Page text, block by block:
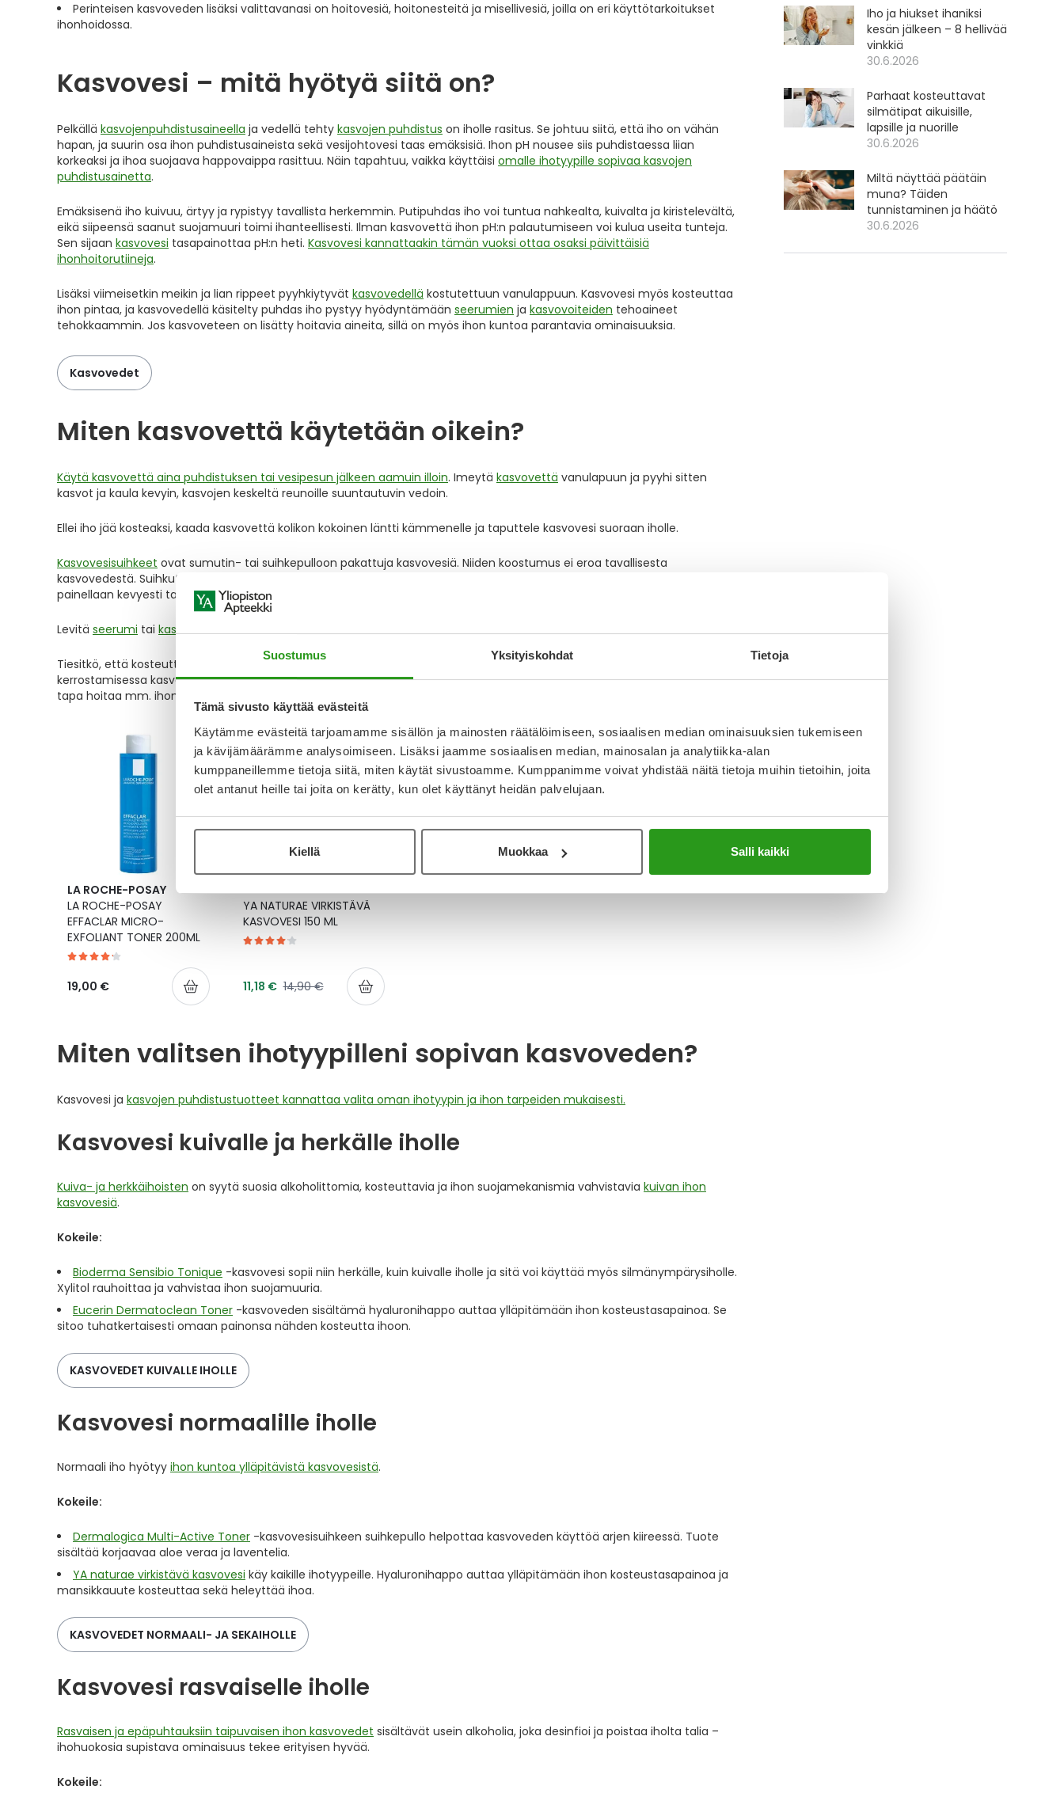
Suostumus Yksityiskohdat Tietoja
Tämä sivusto käyttää evästeitä
Käytämme evästeitä tarjoamamme sisällön ja mainosten räätälöimiseen, sosiaalisen median ominaisuuksien tukemiseen
ja kävijämäärämme analysoimiseen. Lisäksi jaamme sosiaalisen median, mainosalan ja analytiikka-alan
kumppaneillemme tietoja siitä, miten käytät sivustoamme. Kumppanimme voivat yhdistää näitä tietoja muihin tietoihin, joita
olet antanut heille tai joita on kerätty, kun olet käyttänyt heidän palvelujaan.
Kiellä Muokkaa Salli kaikki
Iho ja hiukset ihaniksi
kesän jälkeen – 8 hellivää
vinkkiä
30.6.2026
Parhaat kosteuttavat
silmätipat aikuisille,
lapsille ja nuorille
30.6.2026
Miltä näyttää päätäin
muna? Täiden
tunnistaminen ja häätö
30.6.2026
Perinteisen kasvoveden lisäksi valittavanasi on hoitovesiä, hoitonesteitä ja misellivesiä, joilla on eri käyttötarkoitukset
ihonhoidossa.
Kasvovesi – mitä hyötyä siitä on?
Pelkällä kasvojenpuhdistusaineella ja vedellä tehty kasvojen puhdistus on iholle rasitus. Se johtuu siitä, että iho on vähän
hapan, ja suurin osa ihon puhdistusaineista sekä vesijohtovesi taas emäksisiä. Ihon pH nousee siis puhdistaessa liian
korkeaksi ja ihoa suojaava happovaippa rasittuu. Näin tapahtuu, vaikka käyttäisi omalle ihotyypille sopivaa kasvojen
puhdistusainetta.
Emäksisenä iho kuivuu, ärtyy ja rypistyy tavallista herkemmin. Putipuhdas iho voi tuntua nahkealta, kuivalta ja kiristelevältä,
eikä siipeensä saanut suojamuuri toimi ihanteellisesti. Ilman kasvovettä ihon pH:n palautumiseen voi kulua useita tunteja.
Sen sijaan kasvovesi tasapainottaa pH:n heti. Kasvovesi kannattaakin tämän vuoksi ottaa osaksi päivittäisiä
ihonhoitorutiineja.
Lisäksi viimeisetkin meikin ja lian rippeet pyyhkiytyvät kasvovedellä kostutettuun vanulappuun. Kasvovesi myös kosteuttaa
ihon pintaa, ja kasvovedellä käsitelty puhdas iho pystyy hyödyntämään seerumien ja kasvovoiteiden tehoaineet
tehokkaammin. Jos kasvoveteen on lisätty hoitavia aineita, sillä on myös ihon kuntoa parantavia ominaisuuksia.
Kasvovedet
Miten kasvovettä käytetään oikein?
Käytä kasvovettä aina puhdistuksen tai vesipesun jälkeen aamuin illoin. Imeytä kasvovettä vanulapuun ja pyyhi sitten
kasvot ja kaula kevyin, kasvojen keskeltä reunoille suuntautuvin vedoin.
Ellei iho jää kosteaksi, kaada kasvovettä kolikon kokoinen läntti kämmenelle ja taputtele kasvovesi suoraan iholle.
Kasvovesisuihkeet ovat sumutin- tai suihkepulloon pakattuja kasvovesiä. Niiden koostumus ei eroa tavallisesta
kasvovedestä. Suihkutettavaa kasvovettä voi suihkia ensin vanulappuun ja pyyhkimisen jälkeen suoraan iholle. Lopuksi se
painellaan kevyesti taputellen ihoon.
Levitä seerumi tai kasvovoide iholleheti kasvoveden jälkeen, kun iho on vielä kostea.
Tiesitkö, että kosteuttava kasvovesi on myös loistava tuote kerrostamiseen eli layeringiin! Ihonhoitotuotteiden
kerrostamisessa kasvovesisuihkeen, tonerin tai hoitonesteen avulla iholle pakataan vesikosteutta ja se onkin erinomainen
tapa hoitaa mm. ihon pintakuivuutta.
LA ROCHE-POSAY
LA ROCHE-POSAY
EFFACLAR MICRO-
EXFOLIANT TONER 200ML
19,00 €
Kanta-asiakas
YA NATURAE
YA NATURAE VIRKISTÄVÄ
KASVOVESI 150 ML
Tarjoushinta
11,18 € Normaalihinta
14,90 €
Miten valitsen ihotyypilleni sopivan kasvoveden?
Kasvovesi ja kasvojen puhdistustuotteet kannattaa valita oman ihotyypin ja ihon tarpeiden mukaisesti.
Kasvovesi kuivalle ja herkälle iholle
Kuiva- ja herkkäihoisten on syytä suosia alkoholittomia, kosteuttavia ja ihon suojamekanismia vahvistavia kuivan ihon
kasvovesiä.
Kokeile:
Bioderma Sensibio Tonique -kasvovesi sopii niin herkälle, kuin kuivalle iholle ja sitä voi käyttää myös silmänympärysiholle.
Xylitol rauhoittaa ja vahvistaa ihon suojamuuria.
Eucerin Dermatoclean Toner -kasvoveden sisältämä hyaluronihappo auttaa ylläpitämään ihon kosteustasapainoa. Se
sitoo tuhatkertaisesti omaan painonsa nähden kosteutta ihoon.
KASVOVEDET KUIVALLE IHOLLE
Kasvovesi normaalille iholle
Normaali iho hyötyy ihon kuntoa ylläpitävistä kasvovesistä.
Kokeile:
Dermalogica Multi-Active Toner -kasvovesisuihkeen suihkepullo helpottaa kasvoveden käyttöä arjen kiireessä. Tuote
sisältää korjaavaa aloe veraa ja laventelia.
YA naturae virkistävä kasvovesi käy kaikille ihotyypeille. Hyaluronihappo auttaa ylläpitämään ihon kosteustasapainoa ja
mansikkauute kosteuttaa sekä heleyttää ihoa.
KASVOVEDET NORMAALI- JA SEKAIHOLLE
Kasvovesi rasvaiselle iholle
Rasvaisen ja epäpuhtauksiin taipuvaisen ihon kasvovedet sisältävät usein alkoholia, joka desinfioi ja poistaa iholta talia ­–
ihohuokosia supistava ominaisuus tekee erityisen hyvää.
Kokeile: